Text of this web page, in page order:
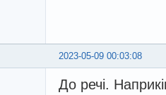
2023-05-09 00:03:08
До речі.